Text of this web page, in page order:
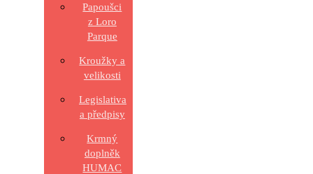
Papoušci
z Loro
Parque
Kroužky a
velikosti
Legislativa
a předpisy
Krmný
doplněk
HUMAC